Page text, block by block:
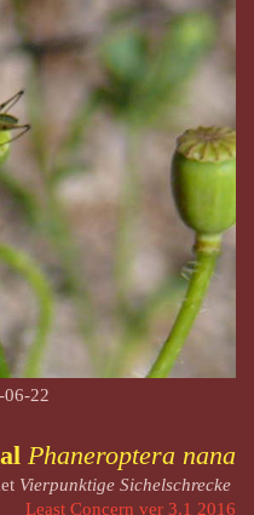
22
Phaneroptera nana
Vierpunktige Sichelschrecke
Least Concern ver 3.1 2016